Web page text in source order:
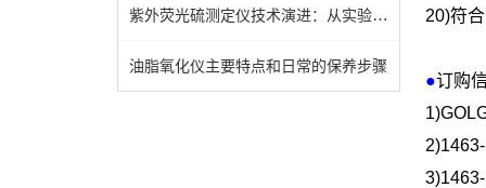
紫外荧光硫测定仪技术演进：从实验室到工业现场的跨越
油脂氧化仪主要特点和日常的保养步骤
20)符
●订购